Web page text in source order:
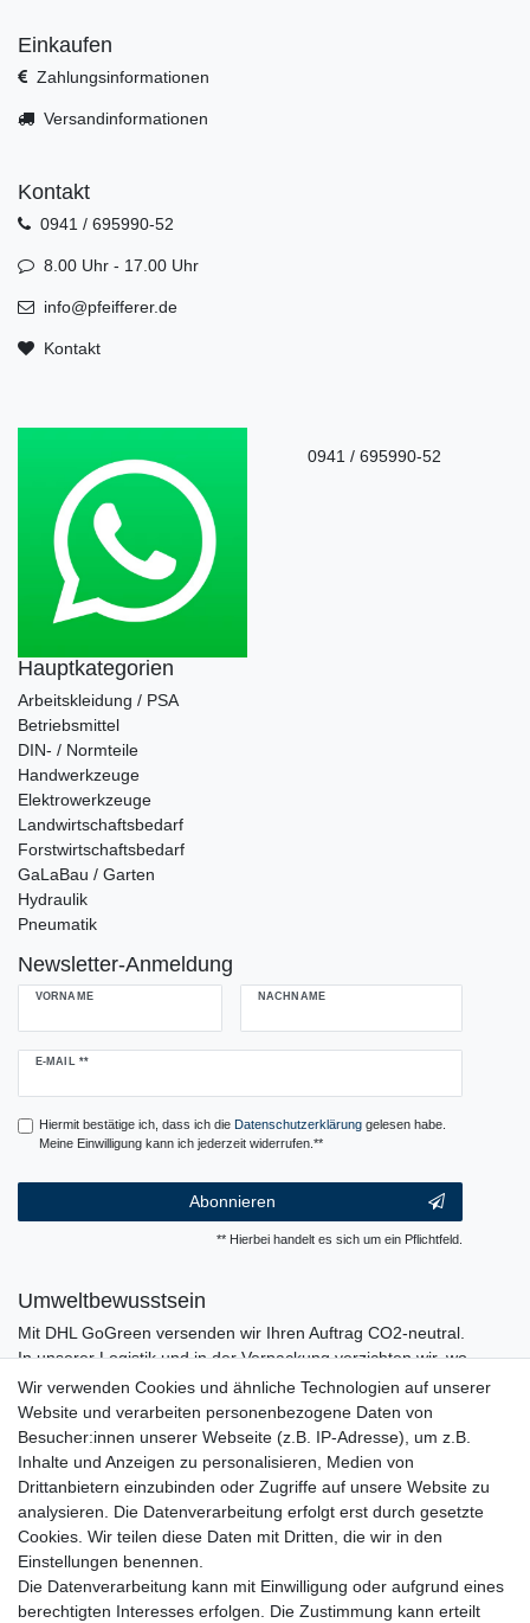
Einkaufen
Zahlungsinformationen
Versandinformationen
Kontakt
0941 / 695990-52
8.00 Uhr - 17.00 Uhr
info@pfeifferer.de
Kontakt
0941 / 695990-52
Hauptkategorien
Arbeitskleidung / PSA
Betriebsmittel
DIN- / Normteile
Handwerkzeuge
Elektrowerkzeuge
Landwirtschaftsbedarf
Forstwirtschaftsbedarf
GaLaBau / Garten
Hydraulik
Pneumatik
Newsletter-Anmeldung
VORNAME NACHNAME
E-MAIL **
Newsletter
Hiermit bestätige ich, dass ich die Daten­schutz­erklärunggelesen habe.
Meine Einwilligung kann ich jederzeit widerrufen.**
Abonnieren
** Hierbei handelt es sich um ein Pflichtfeld.
Umweltbewusstsein
Mit DHL GoGreen versenden wir Ihren Auftrag CO2-neutral.
In unserer Logistik und in der Verpackung verzichten wir, wo
immer es möglich ist, auf den Einsatz von Kunststoffen und
Plastik.
Wir verwenden Cookies und ähnliche Technologien auf unserer
Website und verarbeiten personenbezogene Daten von
Besucher:innen unserer Webseite (z.B. IP-Adresse), um z.B.
Inhalte und Anzeigen zu personalisieren, Medien von
Drittanbietern einzubinden oder Zugriffe auf unsere Website zu
analysieren. Die Datenverarbeitung erfolgt erst durch gesetzte
Cookies. Wir teilen diese Daten mit Dritten, die wir in den
Einstellungen benennen.
Die Datenverarbeitung kann mit Einwilligung oder aufgrund eines
berechtigten Interesses erfolgen. Die Zustimmung kann erteilt